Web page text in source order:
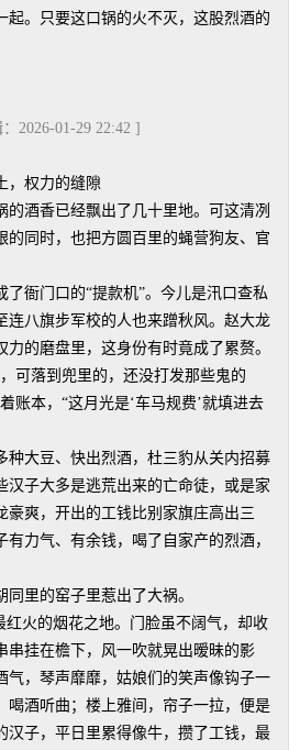
起。只要这口锅的火不灭，这股烈酒的
2026-01-29 22:42 ]
，权力的缝隙
的酒香已经飘出了几十里地。可这清冽
的同时，也把方圆百里的蝇营狗友、官
了衙门口的“提款机”。今儿是汛口查私
连八旗步军校的人也来蹭秋风。赵大龙
的磨盘里，这身份有时竟成了累赘。
可落到兜里的，还没打发那些鬼的
账本，“这月光是‘车马规费’就填进去
种大豆、快出烈酒，杜三豹从关内招募
汉子大多是逃荒出来的亡命徒，或是家
豪爽，开出的工钱比别家旗庄高出三
力气、有余钱，喝了自家产的烈酒，
里的窑子里惹出了大祸。
红火的烟花之地。门脸虽不阔气，却收
串挂在檐下，风一吹就晃出暧昧的影
气，琴声靡靡，姑娘们的笑声像钩子一
喝酒听曲；楼上雅间，帘子一拉，便是
汉子，平日里累得像牛，攒了工钱，最